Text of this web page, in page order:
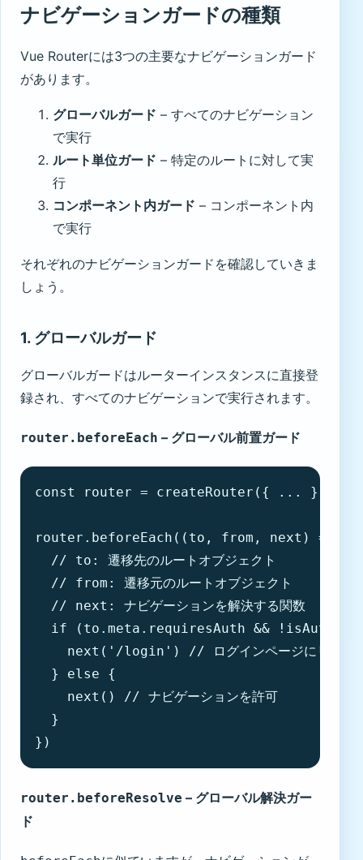
ナビゲーションガードの種類
Vue Routerには3つの主要なナビゲーションガード
があります。
グローバルガード – すべてのナビゲーション
で実行
ルート単位ガード – 特定のルートに対して実
行
コンポーネント内ガード – コンポーネント内
で実行
それぞれのナビゲーションガードを確認していきま
しょう。
1. グローバルガード
グローバルガードはルーターインスタンスに直接登
録され、すべてのナビゲーションで実行されます。
router.beforeEach – グローバル前置ガード
const router = createRouter({ ... })
router.beforeEach((to, from, next) => {
  // to: 遷移先のルートオブジェクト
  // from: 遷移元のルートオブジェクト
  // next: ナビゲーションを解決する関数
if (to.meta.requiresAuth &&
next('/login') // ログインページにリダイ
  } else {
    next() // ナビゲーションを許可
  }
})
router.beforeResolve – グローバル解決ガー
ド